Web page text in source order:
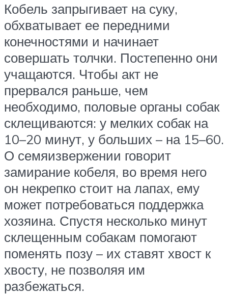
Кобель запрыгивает на суку,
обхватывает ее передними
конечностями и начинает
совершать толчки. Постепенно они
учащаются. Чтобы акт не
прервался раньше, чем
необходимо, половые органы собак
склещиваются: у мелких собак на
10–20 минут, у больших – на 15–60.
О семяизвержении говорит
замирание кобеля, во время него
он некрепко стоит на лапах, ему
может потребоваться поддержка
хозяина. Спустя несколько минут
склещенным собакам помогают
поменять позу – их ставят хвост к
хвосту, не позволяя им
разбежаться.